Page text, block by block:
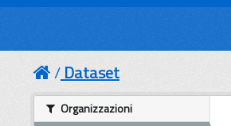
Dataset
Organizzazioni